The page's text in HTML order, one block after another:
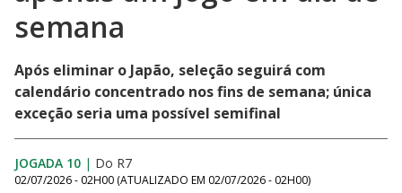
semana
Após eliminar o Japão, seleção seguirá com
calendário concentrado nos fins de semana; única
exceção seria uma possível semifinal
JOGADA 10 | Do R7
02/07/2026 - 02H00 (ATUALIZADO EM 02/07/2026 - 02H00)